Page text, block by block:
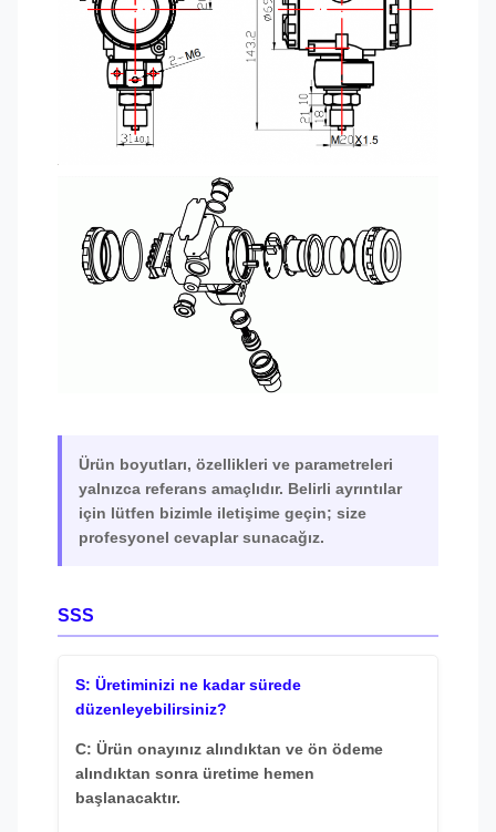
Ürün boyutları, özellikleri ve parametreleri
yalnızca referans amaçlıdır. Belirli ayrıntılar
için lütfen bizimle iletişime geçin; size
profesyonel cevaplar sunacağız.
SSS
S: Üretiminizi ne kadar sürede
düzenleyebilirsiniz?
C: Ürün onayınız alındıktan ve ön ödeme
alındıktan sonra üretime hemen
başlanacaktır.